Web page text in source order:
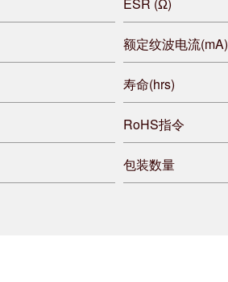
额定纹波电流(mA)
寿命(hrs)
RoHS指令
包装数量